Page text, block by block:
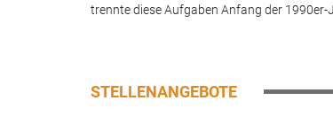
trennte diese Aufgaben Anfang der 1990er-
STELLENANGEBOTE